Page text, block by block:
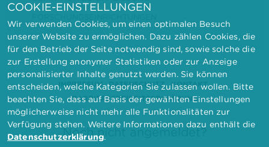
IMPRESSUM DATENSCHUTZ
KONTAKT
BARRIEREFREIHEITSERKLÄRUNG
Noch nicht angemeldet?
COOKIE-EINSTELLUNGEN
Wir verwenden Cookies, um einen optimalen Besuch
unserer Website zu ermöglichen. Dazu zählen Cookies, die
für den Betrieb der Seite notwendig sind, sowie solche die
zur Erstellung anonymer Statistiken oder zur Anzeige
personalisierter Inhalte genutzt werden. Sie können
entscheiden, welche Kategorien Sie zulassen wollen. Bitte
beachten Sie, dass auf Basis der gewählten Einstellungen
möglicherweise nicht mehr alle Funktionalitäten zur
Verfügung stehen. Weitere Informationen dazu enthält die
Datenschutzerklärung.